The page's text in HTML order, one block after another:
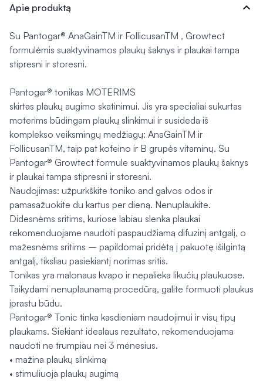
Apie produktą expand_more
Su Pantogar® AnaGainTM ir FollicusanTM , Growtect
formulėmis suaktyvinamos plaukų šaknys ir plaukai tampa
stipresni ir storesni.
Pantogar® tonikas MOTERIMS
skirtas plaukų augimo skatinimui. Jis yra specialiai sukurtas
moterims būdingam plaukų slinkimui ir susideda iš
komplekso veiksmingų medžiagų: AnaGainTM ir
FollicusanTM, taip pat kofeino ir B grupės vitaminų. Su
Pantogar® Growtect formule suaktyvinamos plaukų šaknys
ir plaukai tampa stipresni ir storesni.
Naudojimas: užpurkškite toniko and galvos odos ir
pamasažuokite du kartus per dieną. Nenuplaukite.
Didesnėms sritims, kuriose labiau slenka plaukai
rekomenduojame naudoti paspaudžiamą difuzinį antgalį, o
mažesnėms sritims – papildomai pridėtą į pakuotę išilgintą
antgalį, tiksliau pasiekiantį norimas sritis.
Tonikas yra malonaus kvapo ir nepalieka likučių plaukuose.
Taikydami nenuplaunamą procedūrą, galite formuoti plaukus
įprastu būdu.
Pantogar® Tonic tinka kasdieniam naudojimui ir visų tipų
plaukams. Siekiant idealaus rezultato, rekomenduojama
naudoti ne trumpiau nei 3 mėnesius.
• mažina plaukų slinkimą
• stimuliuoja plaukų augimą